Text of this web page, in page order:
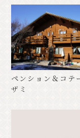
ペンション＆コテ
ザミ